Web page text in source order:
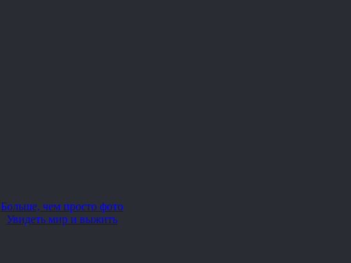
Больше, чем просто фото
Увидеть мир и выжить